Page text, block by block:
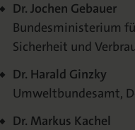
Dr. Jochen Gebauer
Bundesministerium
Sicherheit und
Dr. Harald Ginzky
Umweltbundesamt,
Dr. Markus Kachel